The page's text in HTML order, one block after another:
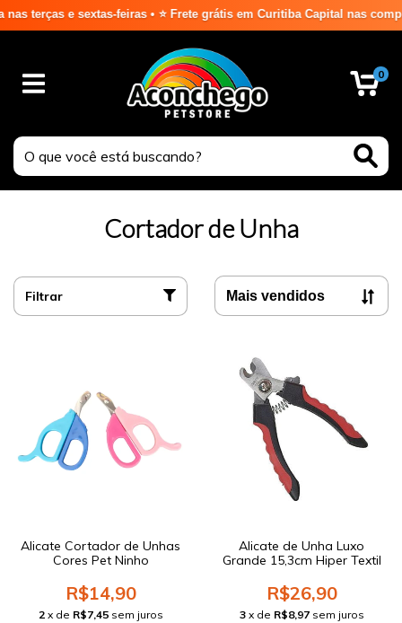
e sextas-feiras • ⭐ Frete grátis em Curitiba Capital nas compras
0
Cortador de Unha
Filtrar
Alicate Cortador de Unhas
Cores Pet Ninho
R$14,90
2 x de R$7,45 sem juros
Alicate de Unha Luxo
Grande 15,3cm Hiper Textil
R$26,90
3 x de R$8,97 sem juros